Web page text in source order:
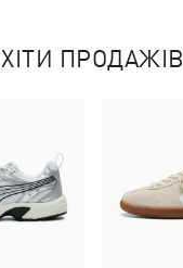
ХІТИ ПРОДАЖІВ